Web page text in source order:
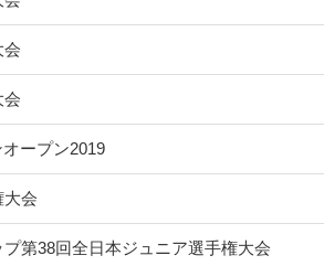
会
会
ープン2019
大会
第38回全日本ジュニア選手権大会